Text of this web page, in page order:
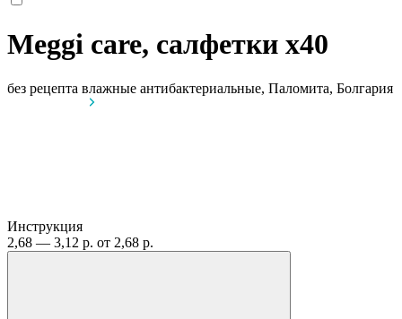
Meggi care, салфетки x40
без рецепта влажные антибактериальные, Паломита, Болгария
Инструкция
2,68 — 3,12 р. от 2,68 р.